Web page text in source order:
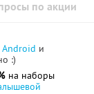
по акции
Android и
:)
на наборы